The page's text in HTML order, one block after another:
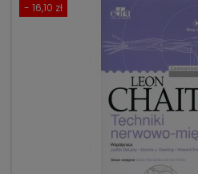
- 16,10 zł